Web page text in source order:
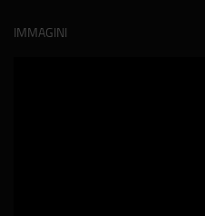
IMMAGINI